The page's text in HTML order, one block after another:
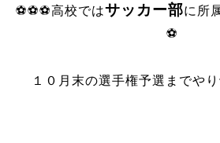
⚽⚽⚽高校ではサッカー部に所
⚽
１０月末の選手権予選までや